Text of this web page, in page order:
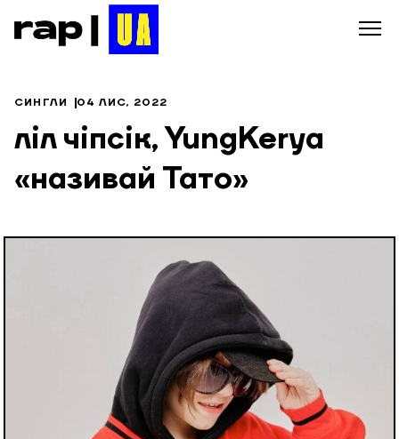
СИНГЛИ 04 ЛИС, 2022
ліл чіпсік, YungKerya
«називай Тато»